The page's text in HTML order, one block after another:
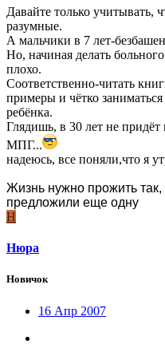
Давайте только учитывать,
разумные.
А мальчики в 7 лет-
Но, начиная делать
плохо.
Соответственно-читать
примеры и чётко
ребёнка.
Глядишь, в 30 лет не
МПГ...
надеюсь, все поняли,что я
Жизнь нужно прожить так,
предложили еще одну
Н
Нюра
Новичок
16 Апр 2007